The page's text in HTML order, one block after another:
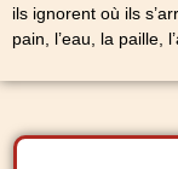
ils ignorent où ils
pain, l’eau, la paille,